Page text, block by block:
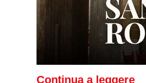
Continua a leggere